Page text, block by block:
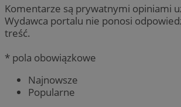
Komentarze są prywatnymi opiniami
Wydawca portalu nie ponosi
treść.
* pola obowiązkowe
Najnowsze
Popularne